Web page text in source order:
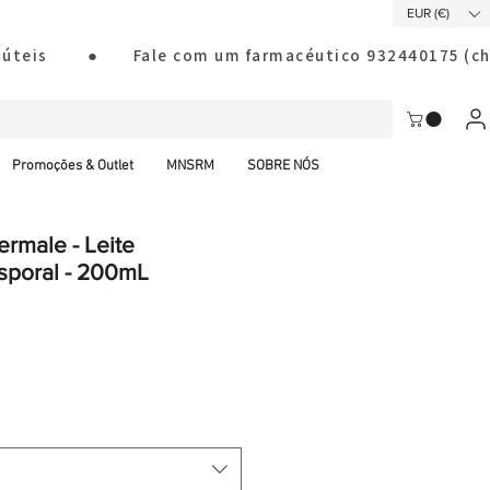
EUR (€)
úteis        ●       Fale com um farmacéutico
Promoções & Outlet MNSRM SOBRE NÓS
- Leite
- 200mL